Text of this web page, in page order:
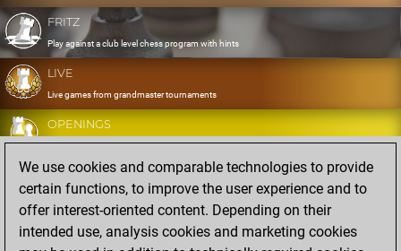
FRITZ
Play against a club level chess program with hints
LIVE
Live games from grandmaster tournaments
OPENINGS
Develop and exercise your openings
DATABASE
Eight million strong games
MYGAMES
Store and analyse your own games in the cloud
We use cookies and comparable technologies to provide
certain functions, to improve the user experience and to
offer interest-oriented content. Depending on their
intended use, analysis cookies and marketing cookies